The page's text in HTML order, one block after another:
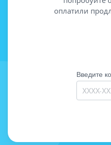
оплатили
Введите